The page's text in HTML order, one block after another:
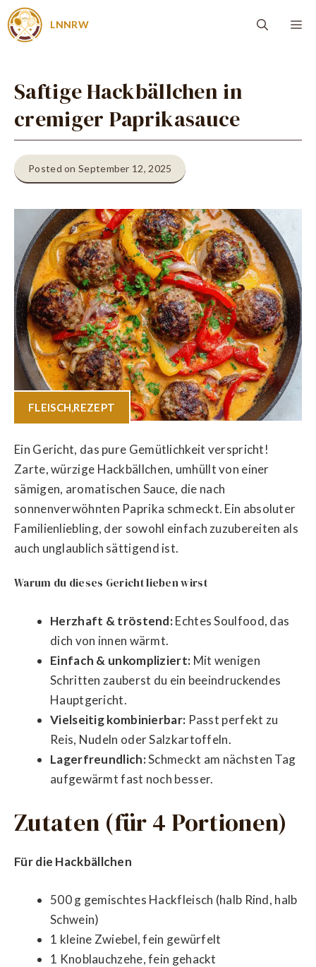
Zum
Inhalt
LNNRW
Saftige Hackbällchen in
cremiger Paprikasauce
Posted on September 12, 2025
FLEISCH,REZEPT
Ein Gericht, das pure Gemütlichkeit verspricht!
Zarte, würzige Hackbällchen, umhüllt von einer
sämigen, aromatischen Sauce, die nach
sonnenverwöhnten Paprika schmeckt. Ein absoluter
Familienliebling, der sowohl einfach zuzubereiten als
auch unglaublich sättigend ist.
Warum du dieses Gericht lieben wirst
Herzhaft & tröstend:Echtes Soulfood, das
dich von innen wärmt.
Einfach & unkompliziert: Mit wenigen
Schritten zauberst du ein beeindruckendes
Hauptgericht.
Vielseitig kombinierbar: Passt perfekt zu
Reis, Nudeln oder Salzkartoffeln.
Lagerfreundlich:Schmeckt am nächsten Tag
aufgewärmt fast noch besser.
Zutaten (für 4 Portionen)
Für die Hackbällchen
500 g gemischtes Hackfleisch (halb Rind, halb
Schwein)
1 kleine Zwiebel, fein gewürfelt
1 Knoblauchzehe, fein gehackt